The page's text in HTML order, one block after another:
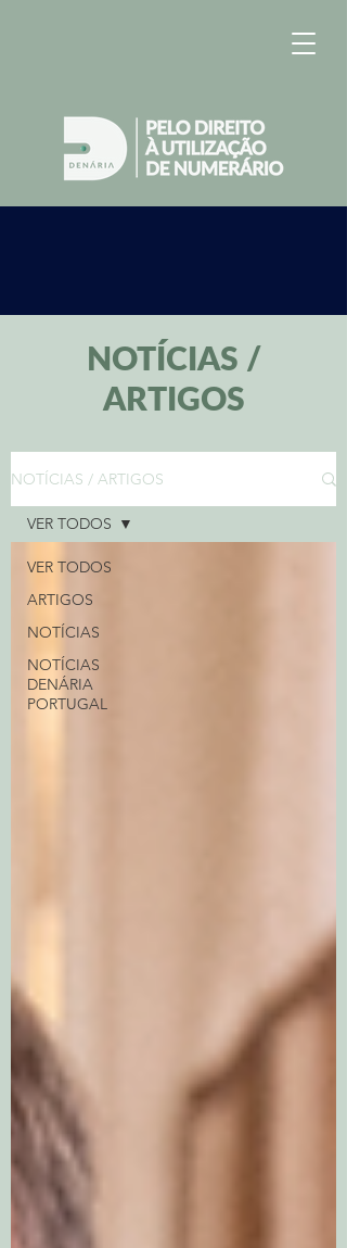
NOTÍCIAS /
ARTIGOS
NOTÍCIAS / ARTIGOS
VER TODOS
ARTIGOS
NOTÍCIAS
NOTÍCIAS
DENÁRIA
PORTUGAL
VER TODOS